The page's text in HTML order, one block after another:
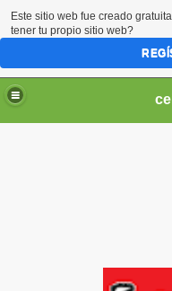
Este sitio web fue creado
tener tu propio sitio web?